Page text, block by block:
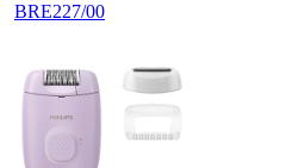
BRE227/00